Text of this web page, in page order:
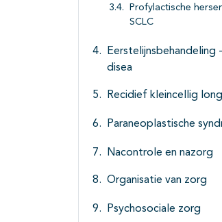
Profylactische
SCLC
Eerstelijnsbehandeling
disea
Recidief kleincellig
Paraneoplastische
Nacontrole en nazorg
Organisatie van zorg
Psychosociale zorg